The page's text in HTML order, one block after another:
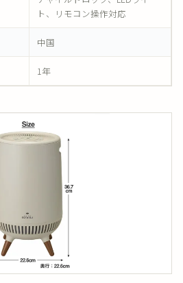
ト、リモコン操作対応
中国
1年